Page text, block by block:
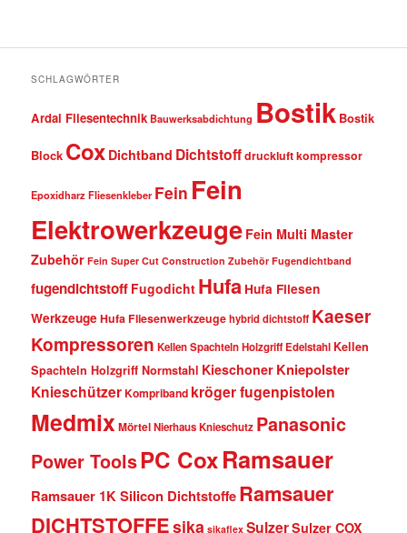
SCHLAGWÖRTER
Ardal Fliesentechnik Bauwerksabdichtung Bostik Bostik
Block Cox Dichtband Dichtstoffdruckluft kompressor
Epoxidharz Fliesenkleber Fein Fein
Elektrowerkzeuge Fein Multi Master
Zubehör Fein Super Cut Construction Zubehör Fugendichtband
fugendichtstoff Fugodicht Hufa Hufa Fliesen
WerkzeugeHufa Fliesenwerkzeugehybrid dichtstoff Kaeser
Kompressoren Kellen Spachteln Holzgriff Edelstahl Kellen
Spachteln Holzgriff Normstahl Kieschoner Kniepolster
KnieschützerKompriband kröger fugenpistolen
Medmix MörtelNierhaus Knieschutz Panasonic
Power ToolsPC CoxRamsauer
Ramsauer 1K Silicon DichtstoffeRamsauer
DICHTSTOFFEsika sikaflex SulzerSulzer COX